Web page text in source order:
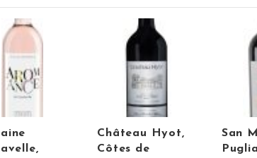
Château Hyot,
Côtes de
San